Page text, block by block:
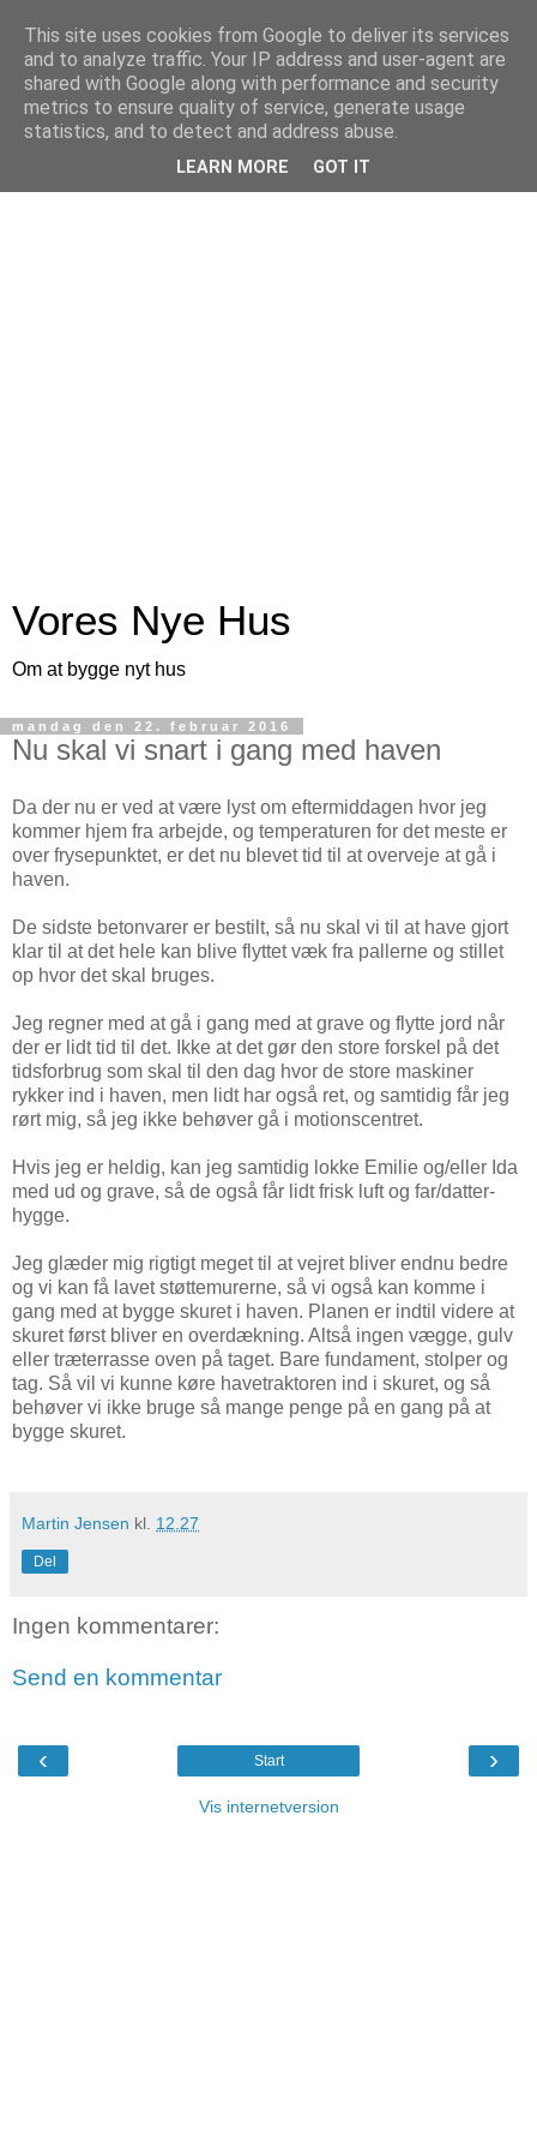
Vores Nye Hus
Om at bygge nyt hus
mandag den 22. februar 2016
Nu skal vi snart i gang med haven
Da der nu er ved at være lyst om eftermiddagen hvor jeg
kommer hjem fra arbejde, og temperaturen for det meste er
over frysepunktet, er det nu blevet tid til at overveje at gå i
haven.
De sidste betonvarer er bestilt, så nu skal vi til at have gjort
klar til at det hele kan blive flyttet væk fra pallerne og stillet
op hvor det skal bruges.
Jeg regner med at gå i gang med at grave og flytte jord når
der er lidt tid til det. Ikke at det gør den store forskel på det
tidsforbrug som skal til den dag hvor de store maskiner
rykker ind i haven, men lidt har også ret, og samtidig får jeg
rørt mig, så jeg ikke behøver gå i motionscentret.
Hvis jeg er heldig, kan jeg samtidig lokke Emilie og/eller Ida
med ud og grave, så de også får lidt frisk luft og far/datter-
hygge.
Jeg glæder mig rigtigt meget til at vejret bliver endnu bedre
og vi kan få lavet støttemurerne, så vi også kan komme i
gang med at bygge skuret i haven. Planen er indtil videre at
skuret først bliver en overdækning. Altså ingen vægge, gulv
eller træterrasse oven på taget. Bare fundament, stolper og
tag. Så vil vi kunne køre havetraktoren ind i skuret, og så
behøver vi ikke bruge så mange penge på en gang på at
bygge skuret.
Martin Jensen kl. 12.27
Del
Ingen kommentarer:
Send en kommentar
‹ ›
Start
Vis internetversion
This site uses cookies from Google to deliver its services
and to analyze traffic. Your IP address and user-agent are
shared with Google along with performance and security
metrics to ensure quality of service, generate usage
statistics, and to detect and address abuse.
LEARN MORE GOT IT